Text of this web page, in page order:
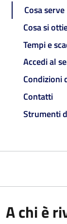
Cosa serve
Cosa si
Tempi e
Accedi al
Condizioni
Contatti
Strumenti
A chi è